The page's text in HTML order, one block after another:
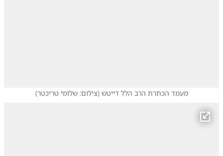
מעמד הכתרת הרב הלל דייטש (צילום: שלומי טריכטר)